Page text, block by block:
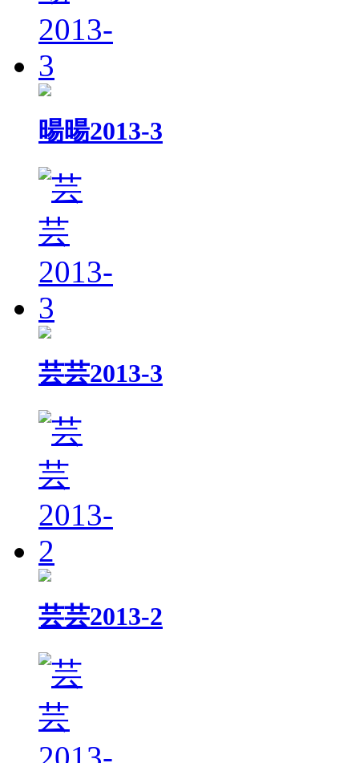
暘暘2013-3
芸芸2013-3
芸芸2013-2